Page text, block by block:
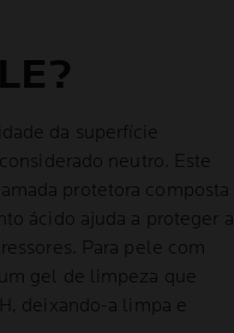
da superfície
neutro. Este
protetora composta
ácido ajuda a proteger a
Para pele com
gel de limpeza que
deixando-a limpa e